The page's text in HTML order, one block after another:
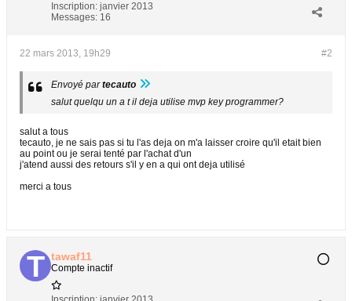
Inscription: janvier 2013
Messages: 16
#2
22 mars 2013, 19h29
Envoyé partecauto
salut quelqu un a t il deja utilise mvp key programmer?
salut a tous
tecauto, je ne sais pas si tu l'as deja on m'a laisser croire qu'il etait bien
au point ou je serai tenté par l'achat d'un
j'atend aussi des retours s'il y en a qui ont deja utilisé
merci a tous
tawaf11
Compte inactif